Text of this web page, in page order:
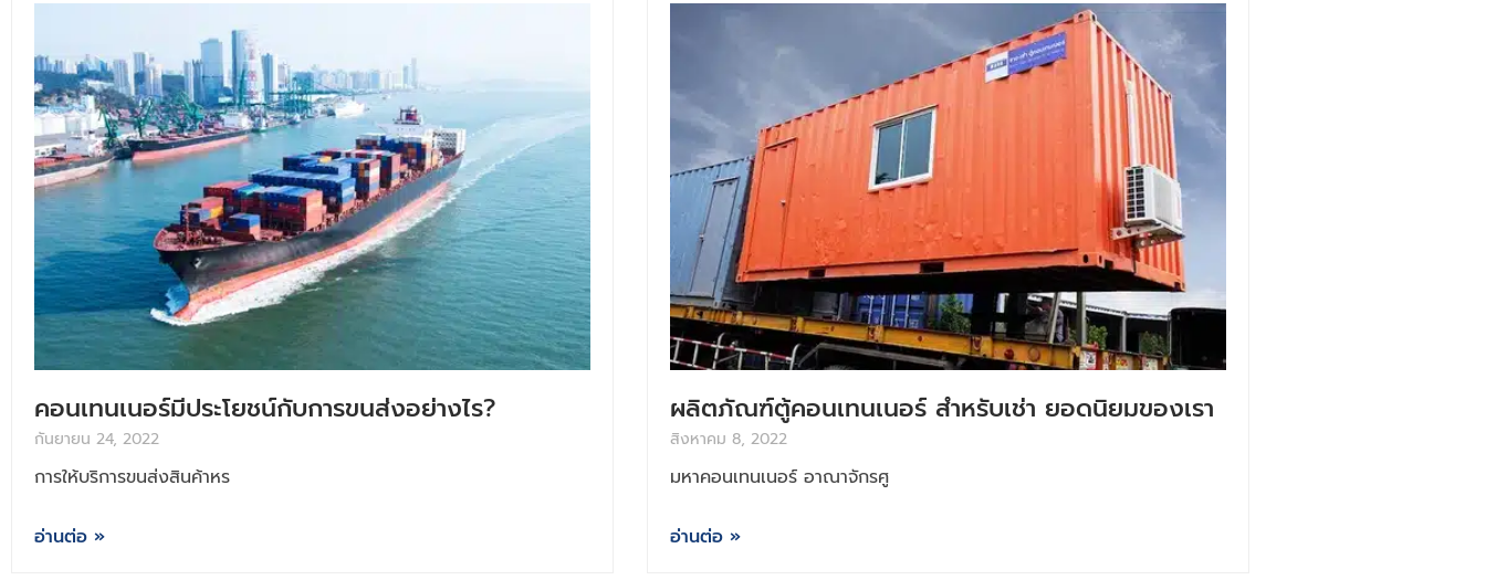
คอนเทนเนอร์มีประโยชน์กับการขนส่งอย่างไร?
กันยายน 24, 2022
การให้บริการขนส่งสินค้าหร
อ่านต่อ »
ผลิตภัณฑ์ตู้คอนเทนเนอร์ สำหรับเช่า ยอดนิยมของเรา
สิงหาคม 8, 2022
มหาคอนเทนเนอร์ อาณาจักรศู
อ่านต่อ »